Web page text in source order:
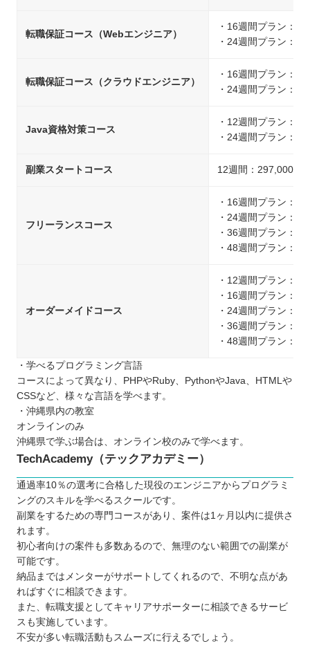
転職保証コース（Webエンジニア）
・16週間プラン：
・24週間プラン：
転職保証コース（クラウドエンジニア）
・16週間プラン：
・24週間プラン：
Java資格対策コース
・12週間プラン：
・24週間プラン：
副業スタートコース 12週間：297,000円
フリーランスコース
・16週間プラン：
・24週間プラン：
・36週間プラン：
・48週間プラン：
オーダーメイドコース
・12週間プラン：
・16週間プラン：
・24週間プラン：
・36週間プラン：
・48週間プラン：
・学べるプログラミング言語
コースによって異なり、PHPやRuby、PythonやJava、HTMLや
CSSなど、様々な言語を学べます。
・沖縄県内の教室
オンラインのみ
沖縄県で学ぶ場合は、オンライン校のみで学べます。
TechAcademy（テックアカデミー）
通過率10％の選考に合格した現役のエンジニアからプログラミ
ングのスキルを学べるスクールです。
副業をするための専門コースがあり、案件は1ヶ月以内に提供さ
れます。
初心者向けの案件も多数あるので、無理のない範囲での副業が
可能です。
納品まではメンターがサポートしてくれるので、不明な点があ
ればすぐに相談できます。
また、転職支援としてキャリアサポーターに相談できるサービ
スも実施しています。
不安が多い転職活動もスムーズに行えるでしょう。